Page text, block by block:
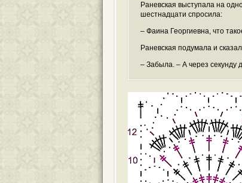
Раневская выступала на
шестнадцати спросила:
– Фаина Георгиевна, что
Раневская подумала и
– Забыла. – А через секунду